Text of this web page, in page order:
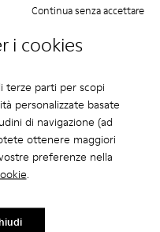
i cookies
terze parti per scopi
personalizzate basate
di navigazione (ad
ottenere maggiori
preferenze nella
.
Continua senza accettare
- Sneakers rosse in
015
K101105-013- K101105-012
Twentyfive - K101105-
Runner Twentyfive -
- K300550-003 -